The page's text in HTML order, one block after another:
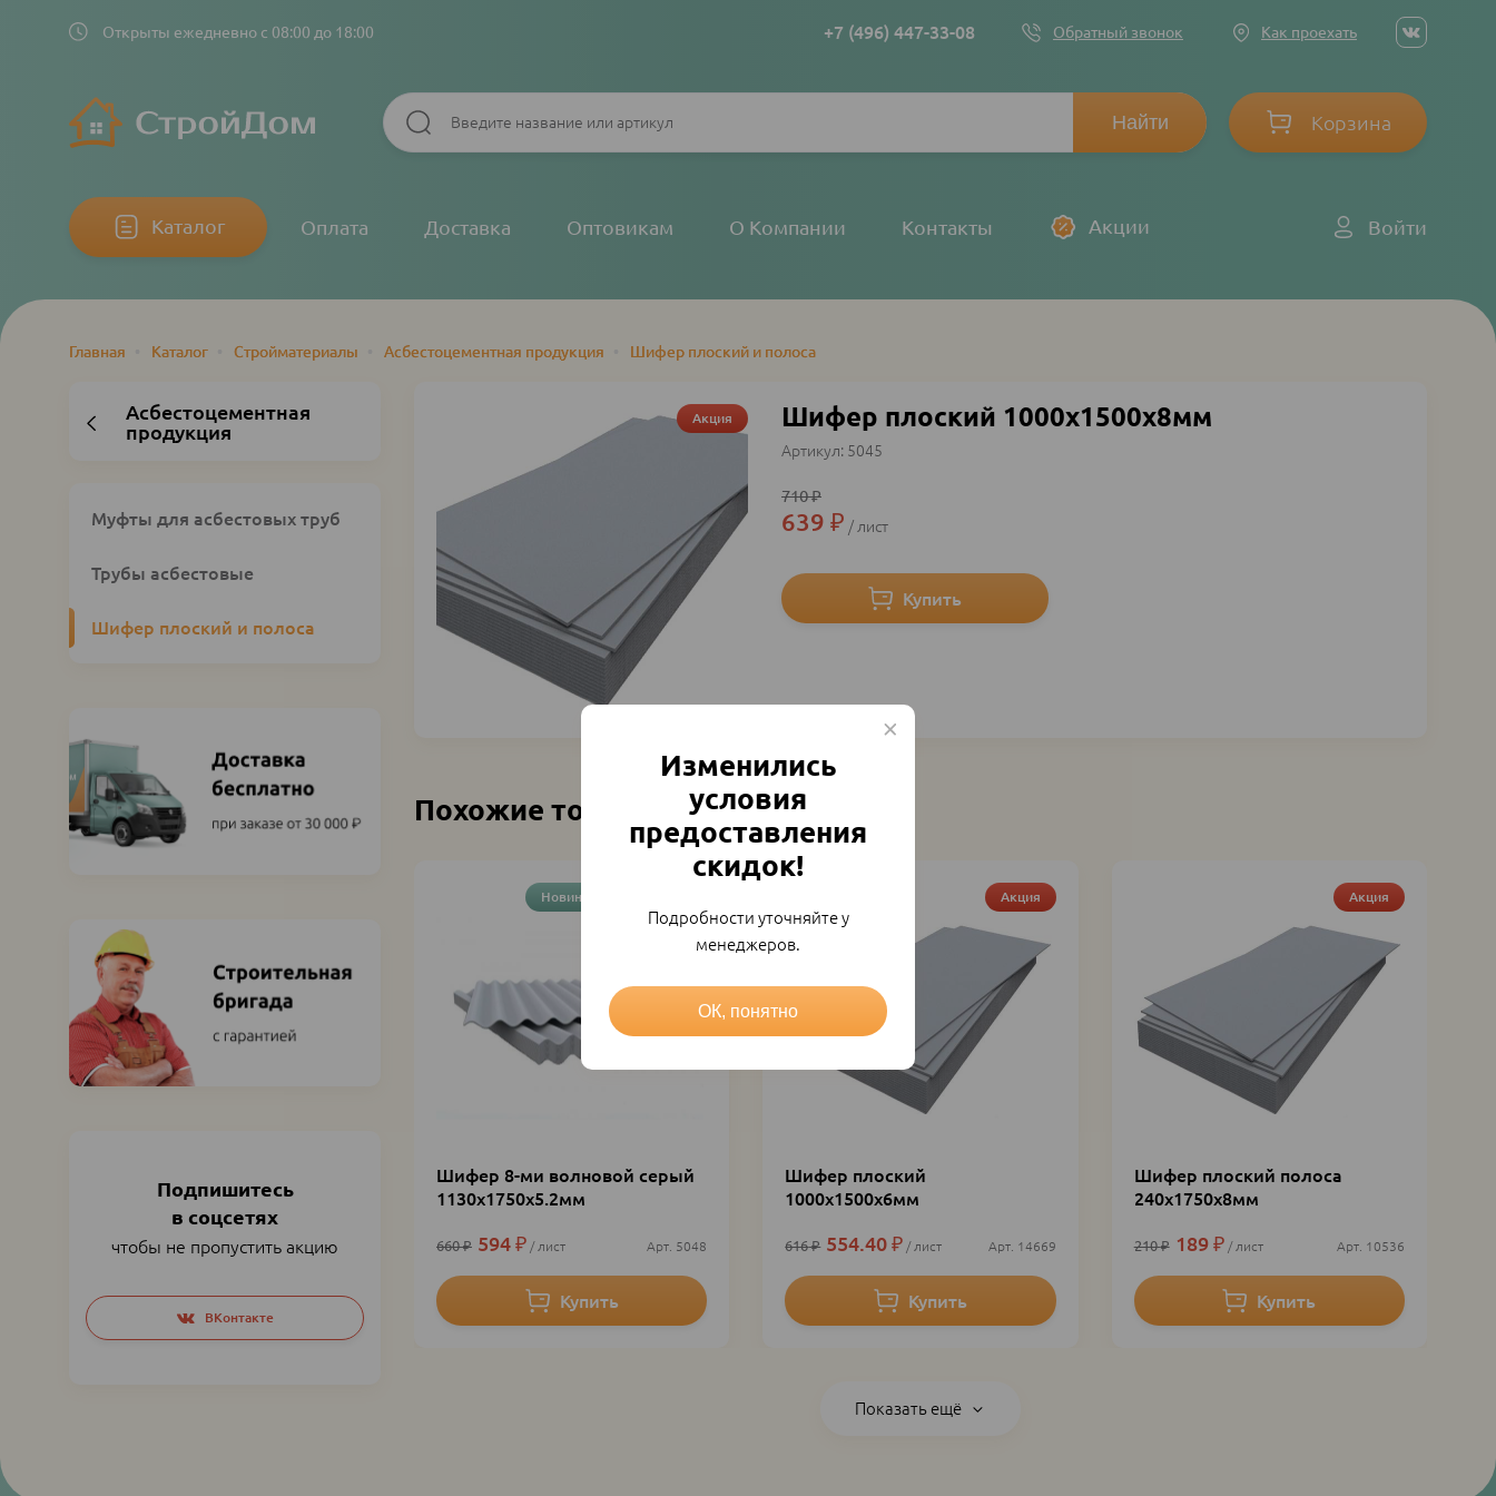
Открыты ежедневно с 08:00 до 18:00 +7 (496) 447-33-08 Обратный звонок Как проехать
Social
links
Корзина
Основная
навигация
Каталог Оплата Доставка Оптовикам О Компании Контакты Акции
LogВойти
Строка
Главная Каталог Стройматериалы Асбестоцементная продукция Шифер плоский и полоса
Асбестоцементная
продукция
Custom
block
Муфты для асбестовых труб
Трубы асбестовые
Шифер плоский и полоса
Подпишитесь
в соцсетях
чтобы не пропустить акцию
Social
networks
links
ВКонтакте
Акция Шифер плоский 1000х1500х8мм
5045
710₽
639 ₽ лист
Похожие товары
Новинка
Шифер 8-ми волновой серый
1130х1750х5.2мм
660 ₽ 594 ₽ лист 5048
Акция
Шифер плоский
1000х1500х6мм
616 ₽ 554.40 ₽ лист 14669
Акция
Шифер плоский полоса
240х1750х8мм
210 ₽ 189 ₽ лист 10536
Показать ещё
Изменились
условия
предоставления
скидок!
Подробности уточняйте у
менеджеров.
ОК, понятно